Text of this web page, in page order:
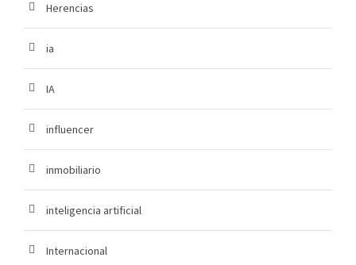
Herencias
ia
IA
influencer
inmobiliario
inteligencia artificial
Internacional